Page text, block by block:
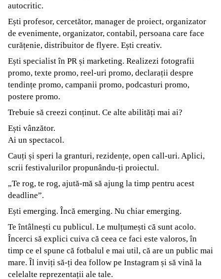
autocritic.
Ești profesor, cercetător, manager de proiect, organizator
de evenimente, organizator, contabil, persoana care face
curățenie, distribuitor de flyere. Ești creativ.
Ești specialist în PR și marketing. Realizezi fotografii
promo, texte promo, reel-uri promo, declarații despre
tendințe promo, campanii promo, podcasturi promo,
postere promo.
Trebuie să creezi conținut. Ce alte abilități mai ai?
Ești vânzător.
Ai un spectacol.
Cauți și speri la granturi, rezidențe, open call-uri. Aplici,
scrii festivalurilor propunându-ți proiectul.
„Te rog, te rog, ajută-mă să ajung la timp pentru acest
deadline”.
Ești emerging. Încă emerging. Nu chiar emerging.
Te întâlnești cu publicul. Le mulțumești că sunt acolo.
Încerci să explici cuiva că ceea ce faci este valoros, în
timp ce el spune că fotbalul e mai util, că are un public mai
mare. Îl inviți să-ți dea follow pe Instagram și să vină la
celelalte reprezentații ale tale.